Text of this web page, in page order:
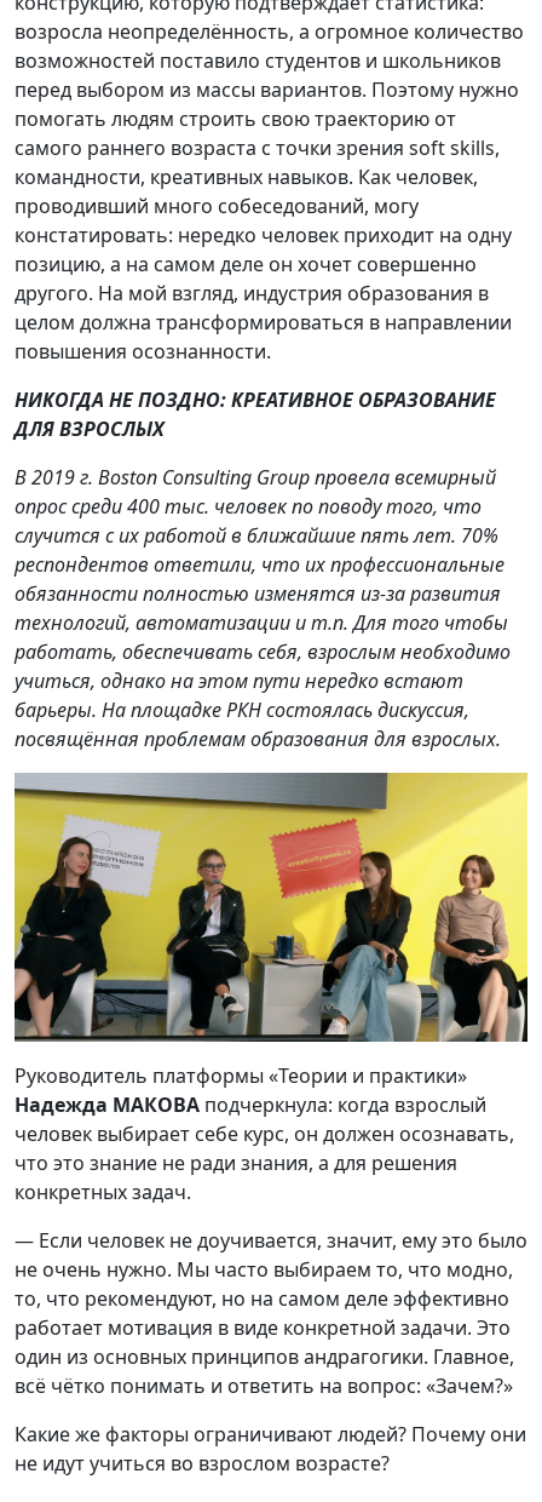
возросла неопределённость, а огромное количество
возможностей поставило студентов и школьников
перед выбором из массы вариантов. Поэтому нужно
помогать людям строить свою траекторию от
самого раннего возраста с точки зрения soft skills,
командности, креативных навыков. Как человек,
проводивший много собеседований, могу
констатировать: нередко человек приходит на одну
позицию, а на самом деле он хочет совершенно
другого. На мой взгляд, индустрия образования в
целом должна трансформироваться в направлении
повышения осознанности.
НИКОГДА НЕ ПОЗДНО: КРЕАТИВНОЕ ОБРАЗОВАНИЕ
ДЛЯ ВЗРОСЛЫХ
В 2019 г. Boston Consulting Group провела всемирный
опрос среди 400 тыс. человек по поводу того, что
случится с их работой в ближайшие пять лет. 70%
респондентов ответили, что их профессиональные
обязанности полностью изменятся из-за развития
технологий, автоматизации и т.п. Для того чтобы
работать, обеспечивать себя, взрослым необходимо
учиться, однако на этом пути нередко встают
барьеры. На площадке РКН состоялась дискуссия,
посвящённая проблемам образования для взрослых.
Руководитель платформы «Теории и практики»
Надежда МАКОВА подчеркнула: когда взрослый
человек выбирает себе курс, он должен осознавать,
что это знание не ради знания, а для решения
конкретных задач.
— Если человек не доучивается, значит, ему это было
не очень нужно. Мы часто выбираем то, что модно,
то, что рекомендуют, но на самом деле эффективно
работает мотивация в виде конкретной задачи. Это
один из основных принципов андрагогики. Главное,
всё чётко понимать и ответить на вопрос: «Зачем?»
Какие же факторы ограничивают людей? Почему они
не идут учиться во взрослом возрасте?